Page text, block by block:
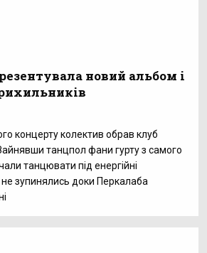
новий альбом і
концерту колектив обрав клуб
танцпол фани гурту з самого
танцювати під енергійні
не зупинялись доки Перкалаба